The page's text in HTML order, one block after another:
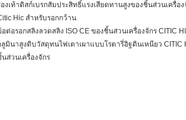
งเท้าดิสก์เบรกสัมประสิทธิ์แรงเสียดทานสูงของชิ้นส่วนเครื่อง
Hic สำหรับรอกกว้าน
ต่อรอกสลิงลวดสลิง ISO CE ของชิ้นส่วนเครื่องจักร CITIC
ลูมินาสูงดิบวัสดุทนไฟเตาเผาแบบโรตารี่อิฐดินเหนียว CITIC
ส่วนเครื่องจักร